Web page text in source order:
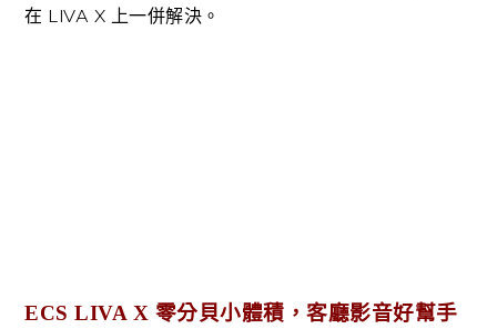
在 LIVA X 上一併解決。
ECS LIVA X 零分貝小體積，客廳影音好幫手